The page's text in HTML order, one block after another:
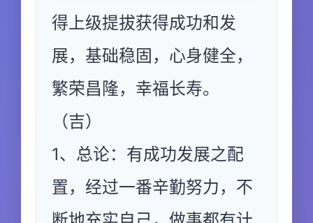
得上级提拔获得成功和发
展，基础稳固，心身健全，
繁荣昌隆，幸福长寿。
（吉）
1、总论：有成功发展之配
置，经过一番辛勤努力，不